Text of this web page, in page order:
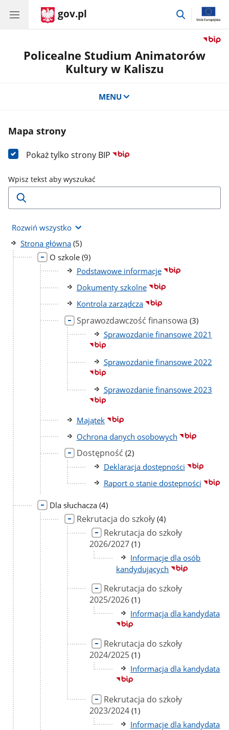
gov.pl
przejdź
Policealne Studium Animatorów
Kultury w Kaliszu
MENU
Mapa strony
Pokaż tylko strony BIP
Wpisz tekst aby wyszukać
Rozwiń wszystko
Strona główna liczba
podstron
(5)
O szkole liczba
podstron
(9)
Podstawowe informacje
Dokumenty szkolne
Kontrola zarządcza
Sprawozdawczość finansowa liczba
podstron
(3)
Sprawozdanie finansowe 2021
Sprawozdanie finansowe 2022
Sprawozdanie finansowe 2023
Majątek
Ochrona danych osobowych
Dostępność liczba
podstron
(2)
Deklaracja dostępności
Raport o stanie dostępności
Dla słuchacza liczba
podstron
(4)
Rekrutacja do szkoły liczba
podstron
(4)
Rekrutacja do szkoły
2026/2027 liczba
podstron
(1)
Informacje dla osób
kandydujących
Rekrutacja do szkoły
2025/2026 liczba
podstron
(1)
Informacja dla kandydata
Rekrutacja do szkoły
2024/2025 liczba
podstron
(1)
Informacja dla kandydata
Rekrutacja do szkoły
2023/2024 liczba
podstron
(1)
Informacje dla kandydata